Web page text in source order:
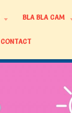
BLA BLA CAM
CONTACT